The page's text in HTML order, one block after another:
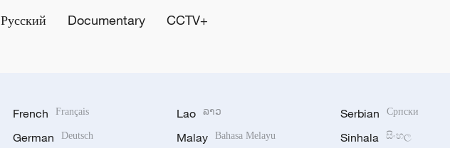
Русский Documentary CCTV+
French Français
German Deutsch
Lao ລາວ
Malay Bahasa Melayu
Serbian Српски
Sinhala සිංහල